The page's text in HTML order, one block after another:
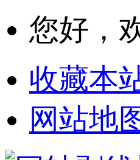
您好，
收藏本
网站地